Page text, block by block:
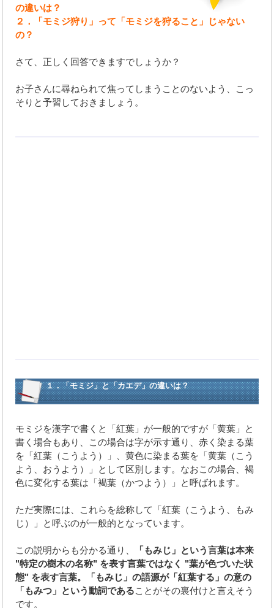
の違いは？
２．「モミジ狩り」って「モミジを狩ること」じゃない
の？
さて、正しく回答できますでしょうか？
お子さんに尋ねられて焦ってしまうことのないよう、こっ
そりと予習しておきましょう。
１．「モミジ」と「カエデ」の違いは？
モミジを漢字で書くと「紅葉」が一般的ですが「黄葉」と
書く場合もあり、この場合は字が示す通り、赤く染まる葉
を「紅葉（こうよう）」、黄色に染まる葉を「黄葉（こう
よう、おうよう）」として区別します。なおこの場合、褐
色に変化する葉は「褐葉（かつよう）」と呼ばれます。
ただ実際には、これらを総称して「紅葉（こうよう、もみ
じ）」と呼ぶのが一般的となっています。
この説明からも分かる通り、
「もみじ」という言葉は本来
"特定の樹木の名称" を表す言葉ではなく "葉が色づいた状
態" を表す言葉。「もみじ」の語源が「紅葉する」の意の
「もみつ」という動詞であることがその裏付けと言えそう
です。